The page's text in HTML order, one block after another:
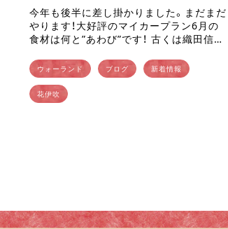
今年も後半に差し掛かりました。まだまだ
やります！大好評のマイカープラン6月の
食材は何と”あわび”です！ 古くは織田信
が好んで食べていたと伝えられている”あ
わび”はまさに最強食材の一 […]
ウォーランド ブログ 新着情報
花伊吹